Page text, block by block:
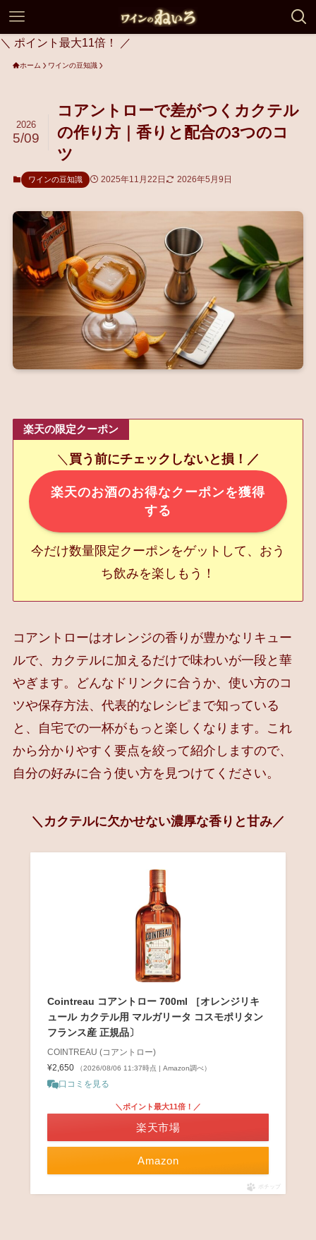
＼ ポイント最大11倍！ ／
ホーム ワインの豆知識
コアントローで差がつくカクテル
の作り方｜香りと配合の3つのコ
ツ
2026
5/09
ワインの豆知識 2025年11月22日 2026年5月9日
楽天の限定クーポン
＼ 買う前にチェックしないと損！／
楽天のお酒のお得なクーポンを獲得
する
今だけ数量限定クーポンをゲットして、おう
ち飲みを楽しもう！
コアントローはオレンジの香りが豊かなリキュー
ルで、カクテルに加えるだけで味わいが一段と華
やぎます。どんなドリンクに合うか、使い方のコ
ツや保存方法、代表的なレシピまで知っている
と、自宅での一杯がもっと楽しくなります。これ
から分かりやすく要点を絞って紹介しますので、
自分の好みに合う使い方を見つけてください。
＼カクテルに欠かせない濃厚な香りと甘み／
Cointreau コアントロー 700ml ［オレンジリキ
ュール カクテル用 マルガリータ コスモポリタン
フランス産 正規品〕
COINTREAU (コアントロー)
¥2,650
（2026/08/06 11:37時点 | Amazon調べ）
口コミを見る
Amazon
＼ポイント最大11倍！／
楽天市場
ポチップ